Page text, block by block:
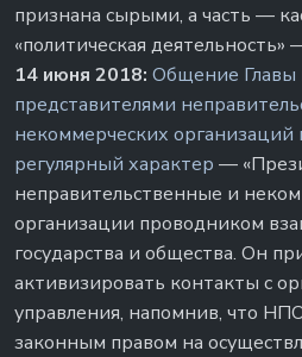
признана сырыми, а часть —
«политическая деятельность»
14 июня 2018: Общение Главы
представителями
некоммерческих организаций
регулярный характер —
неправительственные и
организации проводником
государства и общества. Он
активизировать контакты с
управления, напомнив, что
законным правом на